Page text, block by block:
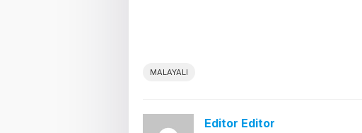
MALAYALI
Editor Editor